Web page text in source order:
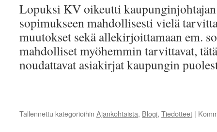
Lopuksi KV oikeutti kaupunginjohtajan
sopimukseen mahdollisesti vielä
muutokset sekä allekirjoittamaan em.
mahdolliset myöhemmin tarvittavat,
noudattavat asiakirjat kaupungin
Tallennettu kategorioihin Ajankohtaista, Blogi, Tiedotteet |